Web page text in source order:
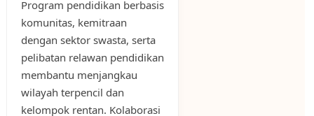
Program pendidikan berbasis
komunitas, kemitraan
dengan sektor swasta, serta
pelibatan relawan pendidikan
membantu menjangkau
wilayah terpencil dan
kelompok rentan. Kolaborasi